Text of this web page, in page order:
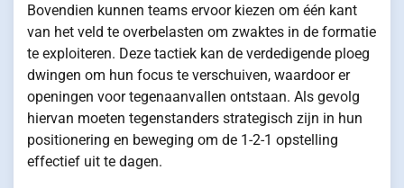
Bovendien kunnen teams ervoor kiezen om één kant
van het veld te overbelasten om zwaktes in de formatie
te exploiteren. Deze tactiek kan de verdedigende ploeg
dwingen om hun focus te verschuiven, waardoor er
openingen voor tegenaanvallen ontstaan. Als gevolg
hiervan moeten tegenstanders strategisch zijn in hun
positionering en beweging om de 1-2-1 opstelling
effectief uit te dagen.